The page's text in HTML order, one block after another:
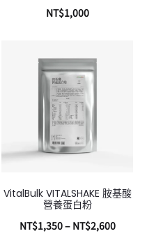
NT$1,000
VitalBulk VITALSHAKE 胺基酸
營養蛋白粉
NT$1,350– NT$2,600